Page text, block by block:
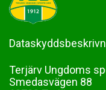
Terjärv Ungdoms
Smedasvägen